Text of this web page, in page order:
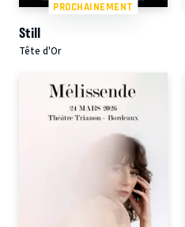
PROCHAINEMENT
Still
Tête d'Or